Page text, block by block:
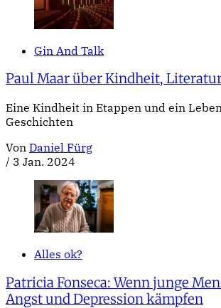
Gin And Talk
Paul Maar über Kindheit,
Eine Kindheit in Etappen und ein
Geschichten
Von Daniel Fürg
/ 3 Jan. 2024
Alles ok?
Patricia Fonseca: Wenn junge
Angst und Depression kämpfen